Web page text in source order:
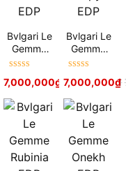
₫
7,900,000₫
Bvlgari Le
Gemme
Orom EDP
hạng5sao 7,900,000₫
7,000,000₫
Bvlgari Le
Gemme
Empyr EDP
hạng5sao
7,000,000₫